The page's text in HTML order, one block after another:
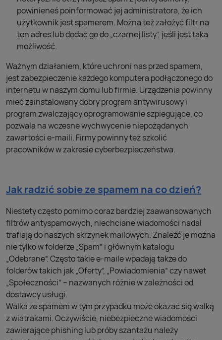
powinieneś poinformować jej administratora, że ich
użytkownik jest spamerem. Można też założyć filtr na
ten adres lub dodać go do „czarnej listy”, jeśli jest taka
możliwość.
Ważnym działaniem, które uchroni nas przed spamem,
jest zabezpieczenie każdego komputera podłączonego do
internetu w naszym domu lub firmie. Urządzenia powinny
mieć zainstalowany dobry program antywirusowy i
program zwalczający oprogramowanie szpiegujące, co
pozwala na wczesne wychwycenie niepożądanych
zawartości e-maili. Firmy powinny też szkolić
pracowników w zakresie cyberbezpieczeństwa.
Jak radzić sobie ze spamem na co dzień?
Niestety często pomimo coraz bardziej zaawansowanych
filtrów antyspamowych, niechciane wiadomości nadal
trafiają do naszych skrzynek mailowych. Znaleźć je można
nie tylko w folderze „Spam” i głównym katalogu
„Odebrane”. Często takie e-maile wpadają także do
folderów takich jak „Oferty”, „Powiadomienia” czy nawet
„Społeczności” – nazwanych różnie w zależności od
dostawcy usługi.
Walka ze spamem w tym przypadku może okazać się walką
z wiatrakami. Oczywiście, niebezpieczne wiadomości
zawierające phishing lub próby szantażu należy